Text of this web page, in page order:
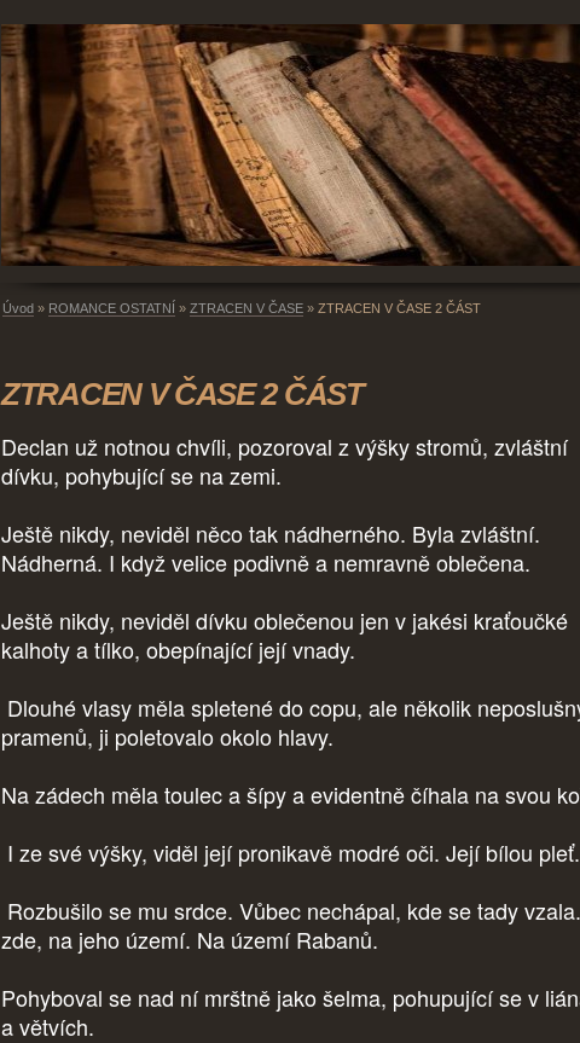
Úvod » ROMANCE OSTATNÍ » ZTRACEN V ČASE » ZTRACEN V ČASE 2 ČÁST
ZTRACEN V ČASE 2 ČÁST
Declan už notnou chvíli, pozoroval z výšky stromů, zvláštní
dívku, pohybující se na zemi.
Ještě nikdy, neviděl něco tak nádherného. Byla zvláštní.
Nádherná. I když velice podivně a nemravně oblečena.
Ještě nikdy, neviděl dívku oblečenou jen v jakési kraťoučké
kalhoty a tílko, obepínající její vnady.
Dlouhé vlasy měla spletené do copu, ale několik
pramenů, ji poletovalo okolo hlavy.
Na zádech měla toulec a šípy a evidentně číhala na svou
I ze své výšky, viděl její pronikavě modré oči. Její bílou pleť.
Rozbušilo se mu srdce. Vůbec nechápal, kde se tady
zde, na jeho území. Na území Rabanů.
Pohyboval se nad ní mrštně jako šelma, pohupující se v
a větvích.